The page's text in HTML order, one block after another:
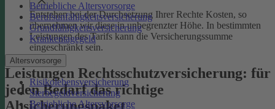
Betriebliche Altersvorsorge
Berufsunfähigkeitsversicherung
Grundfähigkeitsversicherung
Krankentagegeld
Altersvorsorge
Risikolebensversicherung
Sterbegeldversicherung
Betriebliche Altersvorsorge
Entstehen bei der Durchsetzung Ihrer Rechte Kosten, so
übernehmen wir diese in unbegrenzter Höhe. In bestimmten
Leistungen des Tarifs kann die Versicherungssumme
eingeschränkt sein.
Leistungen Rechtsschutzversicherung: für
jeden Bedarf das richtige
Absicherungspaket